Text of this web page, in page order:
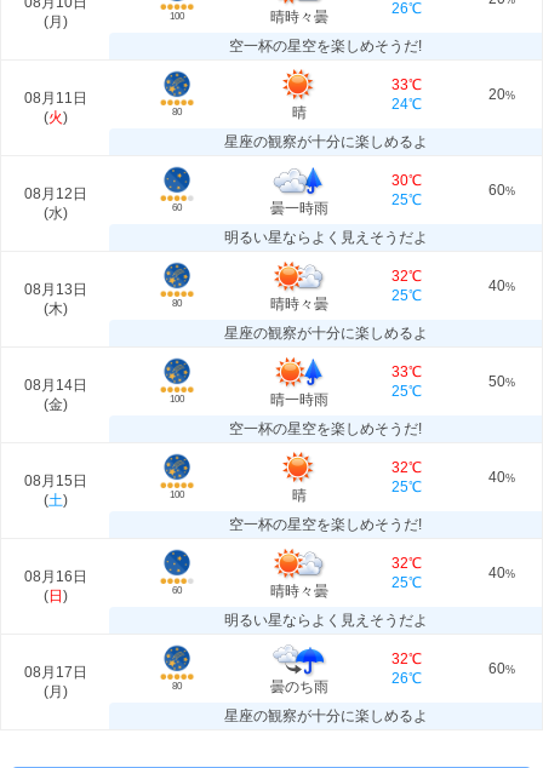
(月 ) 100 晴時々曇
26℃
空一杯の星空を楽しめそうだ!
08月11日
(火) 80 晴
33℃
24℃
20%
星座の観察が十分に楽しめるよ
08月12日
(水) 60 曇一時雨
30℃
25℃
60%
明るい星ならよく見えそうだよ
08月13日
(木) 80 晴時々曇
32℃
25℃
40%
星座の観察が十分に楽しめるよ
08月14日
(金) 100 晴一時雨
33℃
25℃
50%
空一杯の星空を楽しめそうだ!
08月15日
(土) 100 晴
32℃
25℃
40%
空一杯の星空を楽しめそうだ!
08月16日
(日 ) 60 晴時々曇
32℃
25℃
40%
明るい星ならよく見えそうだよ
08月17日
(月 ) 80 曇のち雨
32℃
26℃
60%
星座の観察が十分に楽しめるよ